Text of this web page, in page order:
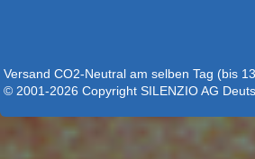
Versand CO2-Neutral am selben Tag (bis
© 2001-2026 Copyright SILENZIO AG